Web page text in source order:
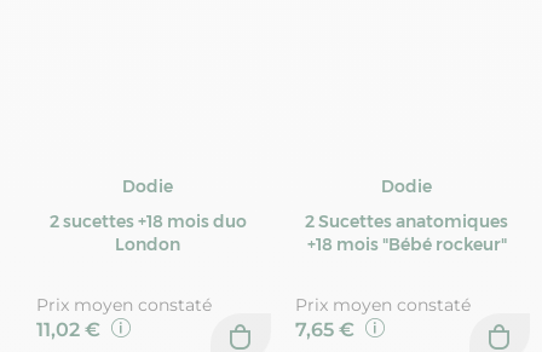
Dodie
2 sucettes +18 mois duo
London
Prix moyen constaté
11,02 €
Dodie
2 Sucettes anatomiques
+18 mois "Bébé rockeur"
Prix moyen constaté
7,65 €